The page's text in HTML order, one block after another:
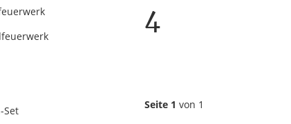
4
Seite 1 von 1
Set